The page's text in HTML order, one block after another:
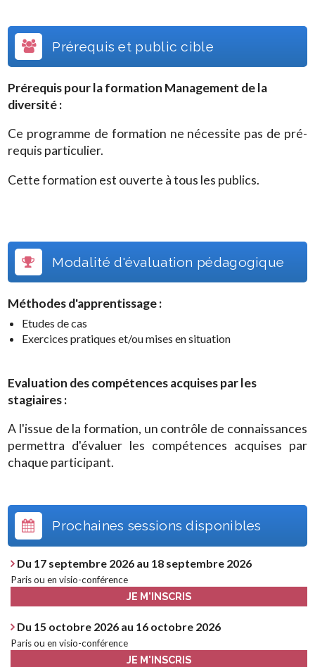
Prérequis et public cible
Prérequis pour la formation Management de la
diversité:
Ce programme de formation ne nécessite pas de pré-
requis particulier.
Cette formation est ouverte à tous les publics.
Modalité d'évaluation pédagogique
Méthodes d'apprentissage :
Etudes de cas
Exercices pratiques et/ou mises en situation
Evaluation des compétences acquises par les
stagiaires :
A l'issue de la formation, un contrôle de connaissances
permettra d'évaluer les compétences acquises par
chaque participant.
Prochaines sessions disponibles
Du 17 septembre 2026 au 18 septembre 2026
Paris ou en visio-conférence
JE M'INSCRIS
Du 15 octobre 2026 au 16 octobre 2026
Paris ou en visio-conférence
JE M'INSCRIS